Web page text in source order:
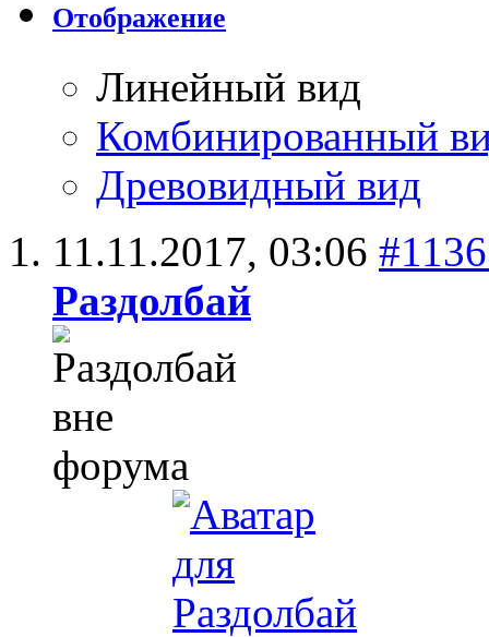
Отображение
Линейный вид
Комбинированный
Древовидный вид
11.11.2017, 03:06
Раздолбай